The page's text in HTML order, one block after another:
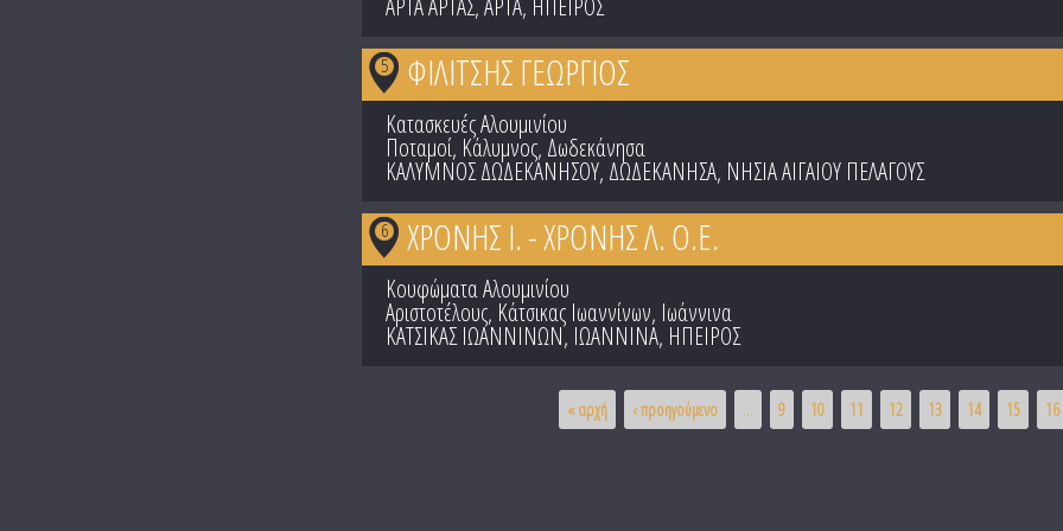
ΑΡΤΑ ΑΡΤΑΣ,ΑΡΤΑ, ΗΠΕΙΡΟΣ
ΦΙΛΙΤΣΗΣ ΓΕΩΡΓΙΟΣ
5
Κατασκευές Αλουμινίου
Ποταμοί, Κάλυμνος, Δωδεκάνησα
ΚΑΛΥΜΝΟΣ ΔΩΔΕΚΑΝΗΣΟΥ, ΔΩΔΕΚΑΝΗΣΑ, ΝΗΣΙΑ ΑΙΓΑΙΟΥ ΠΕΛΑΓΟΥΣ
ΧΡΟΝΗΣ Ι. - ΧΡΟΝΗΣ Λ. Ο.Ε.
6
Κουφώματα Αλουμινίου
Αριστοτέλους, Κάτσικας Ιωαννίνων, Ιωάννινα
ΚΑΤΣΙΚΑΣ ΙΩΑΝΝΙΝΩΝ, ΙΩΑΝΝΙΝΑ, ΗΠΕΙΡΟΣ
« αρχή ‹ προηγούμενο … 9 10 11 12 13 14 15 16